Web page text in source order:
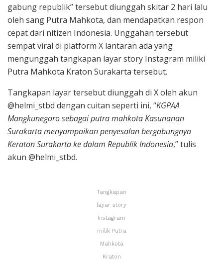
gabung republik” tersebut diunggah skitar 2 hari lalu
oleh sang Putra Mahkota, dan mendapatkan respon
cepat dari nitizen Indonesia. Unggahan tersebut
sempat viral di platform X lantaran ada yang
mengunggah tangkapan layar story Instagram miliki
Putra Mahkota Kraton Surakarta tersebut.
Tangkapan layar tersebut diunggah di X oleh akun
@helmi_stbd dengan cuitan seperti ini, “KGPAA
Mangkunegoro sebagai putra mahkota Kasunanan
Surakarta menyampaikan penyesalan bergabungnya
Keraton Surakarta ke dalam Republik Indonesia,” tulis
akun @helmi_stbd.
Tangkapan
layar story
Instagram
milik Putra
Mahkota
Kraton